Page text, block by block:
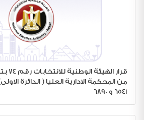
قرار
من المحكمة الادارية العليا ( الدائرة
6541 و 6890